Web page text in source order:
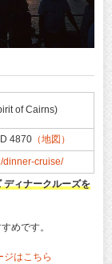
of Cairns)
4870（地図）
dinner-cruise/
ディナークルーズを
めです。
ジはこちら